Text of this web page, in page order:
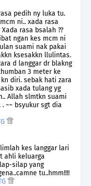
pedih ny luka tu.
ni.. xada rasa
rasa bsalah ??
ngan kes mcm ni
suami nak pakai
ksesakkn llulintas.
d langgar dr blakng
3 meter ke
diri. sebak hati zara
xada tulang yg
Allah slmtkn suami
~~ bsyukur sgt dia
kes langgar lari
ahli keluarga
silap yang
tu..hmm!!!!